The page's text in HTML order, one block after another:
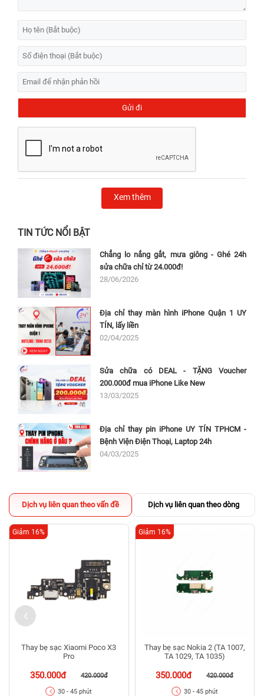
Xem thêm
TIN TỨC NỔI BẬT
Chẳng lo nắng gắt, mưa giông - Ghé 24h
sửa chữa chỉ từ 24.000đ!
28/06/2026
Địa chỉ thay màn hình iPhone Quận 1 UY
TÍN, lấy liền
02/04/2025
Sửa chữa có DEAL - TẶNG Voucher
200.000đ mua iPhone Like New
13/03/2025
Địa chỉ thay pin iPhone UY TÍN TPHCM -
Bệnh Viện Điện Thoại, Laptop 24h
04/03/2025
Dịch vụ liên quan theo vấn đề Dịch vụ liên quan theo dòng
Thay bẹ sạc Xiaomi Poco X3
Pro
350.000đ 420.000đ
Giảm 16%
30 - 45 phút
Thay bẹ sạc Nokia 2 (TA 1007,
TA 1029, TA 1035)
350.000đ 420.000đ
Giảm 16%
30 - 45 phút